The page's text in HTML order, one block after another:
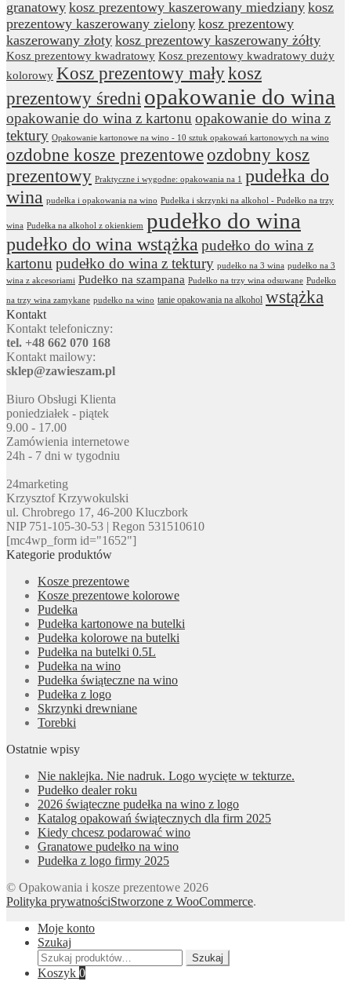
granatowy kosz prezentowy kaszerowany miedziany kosz
prezentowy kaszerowany zielony kosz prezentowy
kaszerowany złoty kosz prezentowy kaszerowany żółty
Kosz prezentowy kwadratowy Kosz prezentowy kwadratowy duży
kolorowy Kosz prezentowy małykosz
prezentowy średni opakowanie do wina
opakowanie do wina z kartonu opakowanie do wina z
tektury Opakowanie kartonowe na wino - 10 sztuk opakowań kartonowych na wino
ozdobne kosze prezentoweozdobny kosz
prezentowy Praktyczne i wygodne: opakowania na 1
pudełka do
wina pudełka i opakowania na wino Pudełka i skrzynki na alkohol - Pudełko na trzy
wina Pudełka na alkohol z okienkiem pudełko do wina
pudełko do wina wstążka pudełko do wina z
kartonu pudełko do wina z tektury pudełko na 3 wina pudełko na 3
wina z akcesoriami Pudełko na szampana Pudełko na trzy wina odsuwane Pudełko
na trzy wina zamykane pudełko na wino tanie opakowania na alkohol wstążka
Kontakt
Kontakt telefoniczny:
tel. +48 662 070 168
Kontakt mailowy:
sklep@zawieszam.pl
Biuro Obsługi Klienta
poniedziałek - piątek
9.00 - 17.00
Zamówienia internetowe
24h - 7 dni w tygodniu
24marketing
Krzysztof Krzywokulski
ul. Chrobrego 17, 46-200 Kluczbork
NIP 751-105-30-53 | Regon 531510610
[mc4wp_form id="1652"]
Kategorie produktów
Kosze prezentowe
Kosze prezentowe kolorowe
Pudełka
Pudełka kartonowe na butelki
Pudełka kolorowe na butelki
Pudełka na butelki 0.5L
Pudełka na wino
Pudełka świąteczne na wino
Pudełka z logo
Skrzynki drewniane
Torebki
Ostatnie wpisy
Nie naklejka. Nie nadruk. Logo wycięte w tekturze.
Pudełko dealer roku
2026 świąteczne pudełka na wino z logo
Katalog opakowań świątecznych dla firm 2025
Kiedy chcesz podarować wino
Granatowe pudełko na wino
Pudełka z logo firmy 2025
© Opakowania i kosze prezentowe 2026
Polityka prywatnościStworzone z WooCommerce.
Moje konto
Szukaj
Szukaj:
Szukaj
Koszyk 0